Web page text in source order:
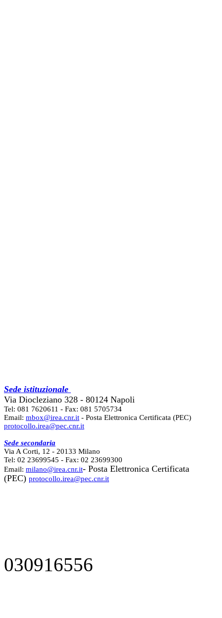
Sede istituzionale
Via Diocleziano 328 - 80124 Napoli
Tel: 081 7620611 - Fax: 081 5705734
Email: mbox@irea.cnr.it - Posta Elettronica Certificata (PEC)
protocollo.irea@pec.cnr.it
Sede secondaria
Via A Corti, 12 - 20133 Milano
Tel: 02 23699545 - Fax: 02 23699300
Email: milano@irea.cnr.it- Posta Elettronica Certificata
(PEC) protocollo.irea@pec.cnr.it
030916556